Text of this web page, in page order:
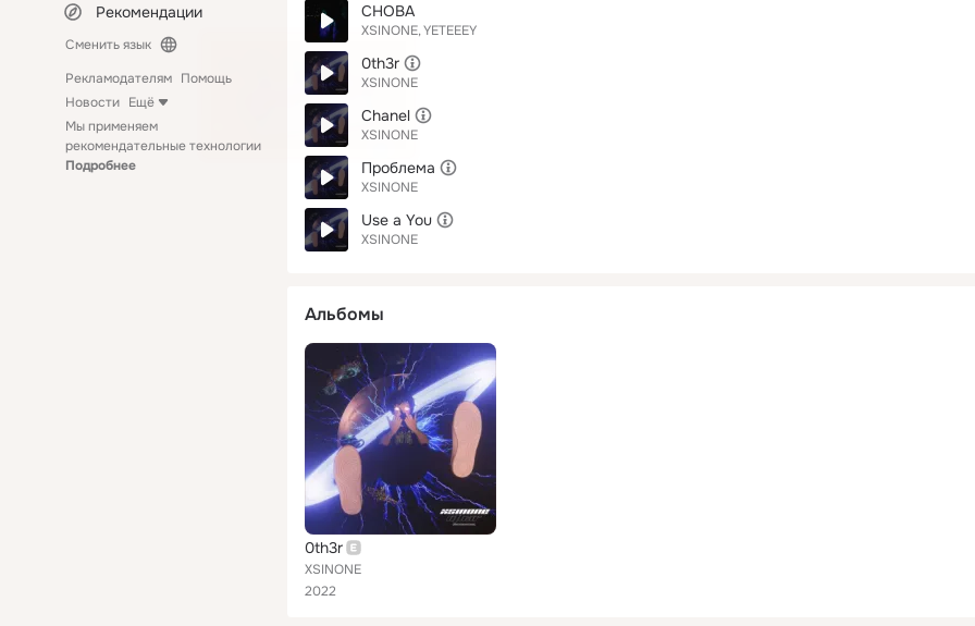
Рекомендации
Сменить язык
Рекламодателям Помощь
Новости Ещё
Мы применяем
рекомендательные технологии
Подробнее
СНОВА
XSINONE YETEEEY
0th3r
XSINONE
Chanel
XSINONE
Проблема
XSINONE
Use a You
XSINONE
Альбомы
0th3r
XSINONE
2022